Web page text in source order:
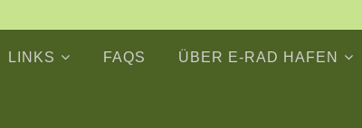
LINKS FAQS ÜBER E-RAD HAFEN